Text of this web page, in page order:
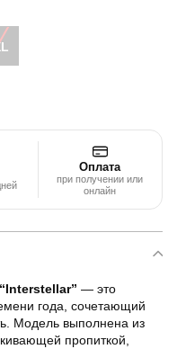
Оплата
при получении или
онлайн
— это
года, сочетающий
Модель выполнена из
пропиткой,